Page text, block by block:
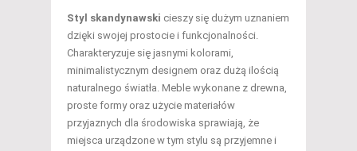
Styl skandynawski cieszy się dużym uznaniem
dzięki swojej prostocie i funkcjonalności.
Charakteryzuje się jasnymi kolorami,
minimalistycznym designem oraz dużą ilością
naturalnego światła. Meble wykonane z drewna,
proste formy oraz użycie materiałów
przyjaznych dla środowiska sprawiają, że
miejsca urządzone w tym stylu są przyjemne i